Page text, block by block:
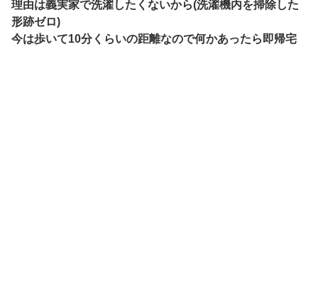
理由は義実家で洗濯したくないから(洗濯機内を掃除した
形跡ゼロ)
今は歩いて10分くらいの距離なので何かあったら即帰宅